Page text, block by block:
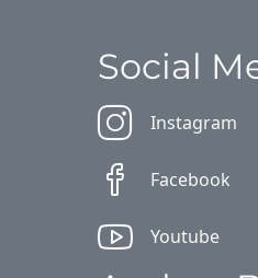
Social
Instagram
Facebook
Youtube